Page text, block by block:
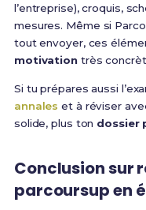
l’entreprise), croquis,
mesures. Même si
tout envoyer, ces
motivationtrès
Si tu prépares aussi
annales et à réviser
solide, plus ton dossier
Conclusion sur
parcoursup en